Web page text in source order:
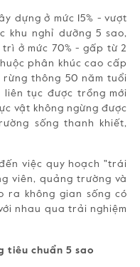
dựng ở mức 15% - vượt
khu nghỉ dưỡng 5 sao,
ở mức 70% - gấp từ 2
phân khúc cao cấp
thông 50 năm tuổi
tục được trồng mới
vật không ngừng được
sống thanh khiết,
việc quy hoạch "trái
viên, quảng trường và
ra không gian sống có
nhau qua trải nghiệm
tiêu chuẩn 5 sao